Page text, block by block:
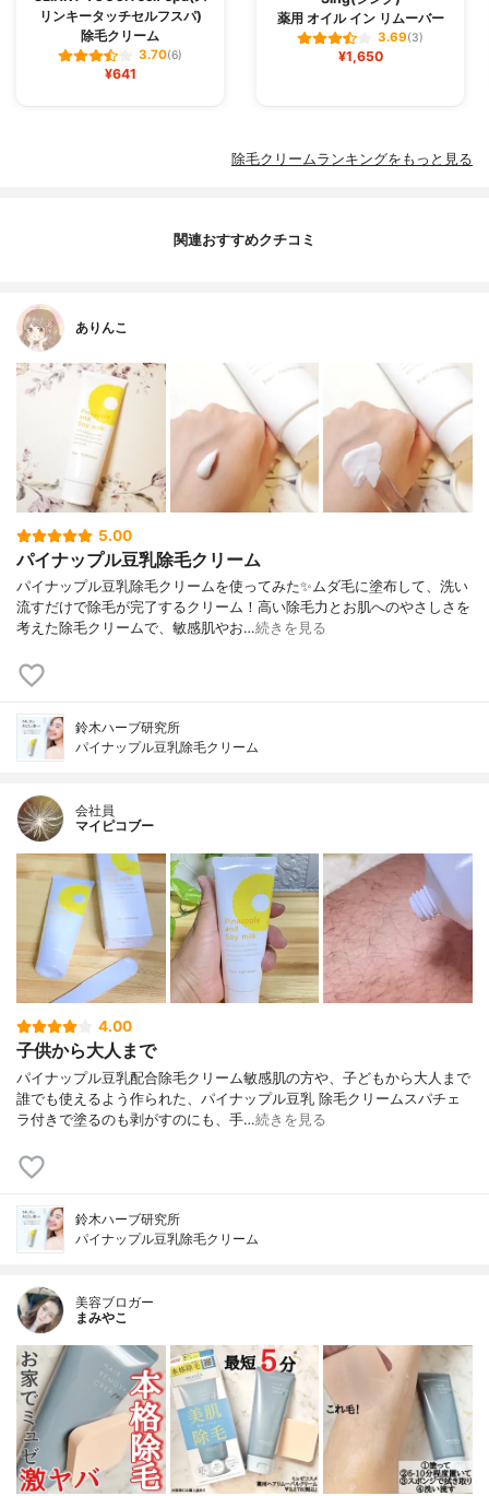
リンキータッチセルフスパ)
除毛クリーム
3.70(6)
¥641
薬用 オイル イン リムーバー
3.69(3)
¥1,650
除毛クリームランキングをもっと見る
関連おすすめクチコミ
ありんこ
5.00
パイナップル豆乳除毛クリーム
パイナップル豆乳除毛クリームを使ってみた✨ムダ毛に塗布して、洗い
流すだけで除毛が完了するクリーム！高い除毛力とお肌へのやさしさを
考えた除毛クリームで、敏感肌やお…続きを見る
鈴木ハーブ研究所
パイナップル豆乳除毛クリーム
会社員
マイピコブー
4.00
子供から大人まで
パイナップル豆乳配合除毛クリーム敏感肌の方や、子どもから大人まで
誰でも使えるよう作られた、パイナップル豆乳 除毛クリームスパチェ
ラ付きで塗るのも剥がすのにも、手…続きを見る
鈴木ハーブ研究所
パイナップル豆乳除毛クリーム
美容ブロガー
まみやこ